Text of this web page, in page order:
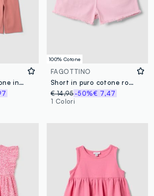
Set maglia pantalone in cotone elasticizzato rosa da bimba oversize fit
100% Cotone
FAGOTTINO
Short in puro cotone rosa da bimba regular fit con frange
€ 14,95 -50%€ 7,47
1 Colori